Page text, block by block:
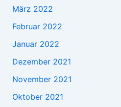
März 2022
Februar 2022
Januar 2022
Dezember 2021
November 2021
Oktober 2021